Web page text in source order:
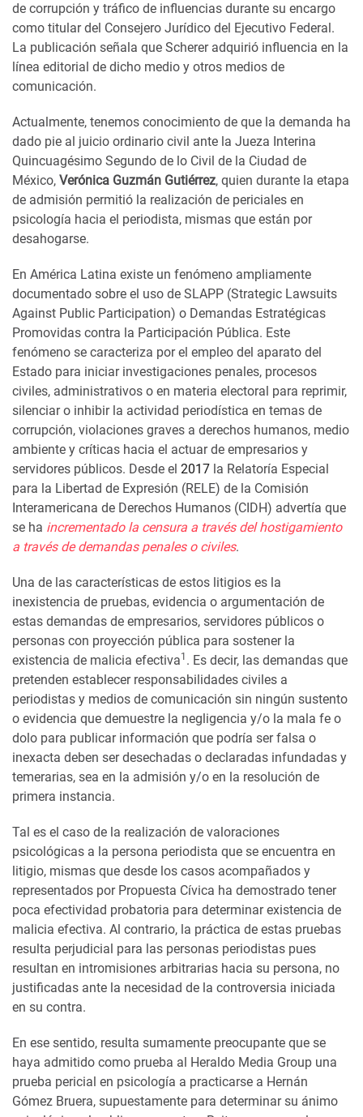
de corrupción y tráfico de influencias durante su encargo
como titular del Consejero Jurídico del Ejecutivo Federal.
La publicación señala que Scherer adquirió influencia en la
línea editorial de dicho medio y otros medios de
comunicación.
Actualmente, tenemos conocimiento de que la demanda ha
dado pie al juicio ordinario civil ante la Jueza Interina
Quincuagésimo Segundo de lo Civil de la Ciudad de
México, Verónica Guzmán Gutiérrez, quien durante la etapa
de admisión permitió la realización de periciales en
psicología hacia el periodista, mismas que están por
desahogarse.
En América Latina existe un fenómeno ampliamente
documentado sobre el uso de SLAPP (Strategic Lawsuits
Against Public Participation) o Demandas Estratégicas
Promovidas contra la Participación Pública. Este
fenómeno se caracteriza por el empleo del aparato del
Estado para iniciar investigaciones penales, procesos
civiles, administrativos o en materia electoral para reprimir,
silenciar o inhibir la actividad periodística en temas de
corrupción, violaciones graves a derechos humanos, medio
ambiente y críticas hacia el actuar de empresarios y
servidores públicos. Desde el 2017 la Relatoría Especial
para la Libertad de Expresión (RELE) de la Comisión
Interamericana de Derechos Humanos (CIDH) advertía que
se ha incrementado la censura a través del hostigamiento
a través de demandas penales o civiles.
Una de las características de estos litigios es la
inexistencia de pruebas, evidencia o argumentación de
estas demandas de empresarios, servidores públicos o
personas con proyección pública para sostener la
existencia de malicia efectiva1 . Es decir, las demandas que
pretenden establecer responsabilidades civiles a
periodistas y medios de comunicación sin ningún sustento
o evidencia que demuestre la negligencia y/o la mala fe o
dolo para publicar información que podría ser falsa o
inexacta deben ser desechadas o declaradas infundadas y
temerarias, sea en la admisión y/o en la resolución de
primera instancia.
Tal es el caso de la realización de valoraciones
psicológicas a la persona periodista que se encuentra en
litigio, mismas que desde los casos acompañados y
representados por Propuesta Cívica ha demostrado tener
poca efectividad probatoria para determinar existencia de
malicia efectiva. Al contrario, la práctica de estas pruebas
resulta perjudicial para las personas periodistas pues
resultan en intromisiones arbitrarias hacia su persona, no
justificadas ante la necesidad de la controversia iniciada
en su contra.
En ese sentido, resulta sumamente preocupante que se
haya admitido como prueba al Heraldo Media Group una
prueba pericial en psicología a practicarse a Hernán
Gómez Bruera, supuestamente para determinar su ánimo